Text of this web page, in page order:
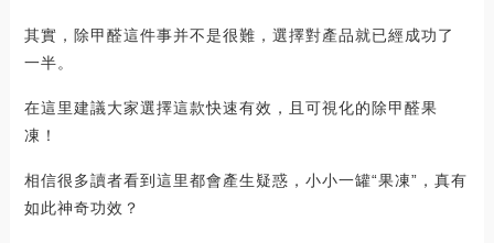
其實，除甲醛這件事并不是很難，選擇對產品就已經成功了
一半。
在這里建議大家選擇這款快速有效，且可視化的除甲醛果
凍！
相信很多讀者看到這里都會產生疑惑，小小一罐“果凍”，真有
如此神奇功效？